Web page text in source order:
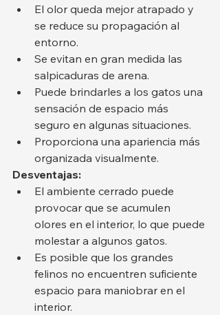
El olor queda mejor atrapado y
se reduce su propagación al
entorno.
Se evitan en gran medida las
salpicaduras de arena.
Puede brindarles a los gatos una
sensación de espacio más
seguro en algunas situaciones.
Proporciona una apariencia más
organizada visualmente.
Desventajas:
El ambiente cerrado puede
provocar que se acumulen
olores en el interior, lo que puede
molestar a algunos gatos.
Es posible que los grandes
felinos no encuentren suficiente
espacio para maniobrar en el
interior.